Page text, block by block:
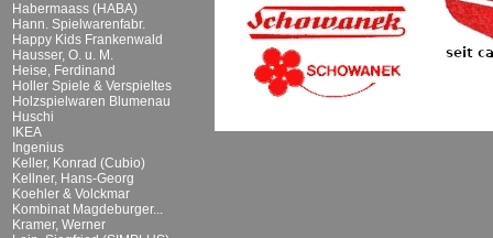
Habermaass (HABA)
Hann. Spielwarenfabr.
Happy Kids Frankenwald
Hausser, O. u. M.
Heise, Ferdinand
Holler Spiele & Verspieltes
Holzspielwaren Blumenau
Huschi
IKEA
Ingenius
Keller, Konrad (Cubio)
Kellner, Hans-Georg
Koehler & Volckmar
Kombinat Magdeburger...
Kramer, Werner